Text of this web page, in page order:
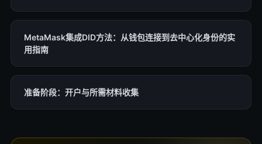
MetaMask集成DID方法：从钱包连接到去中心化身份的实
用指南
准备阶段：开户与所需材料收集